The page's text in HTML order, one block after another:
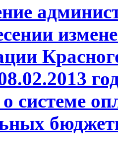
системе